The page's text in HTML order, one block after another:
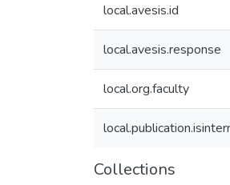
local.avesis.id
local.avesis.response
local.org.faculty
Collections